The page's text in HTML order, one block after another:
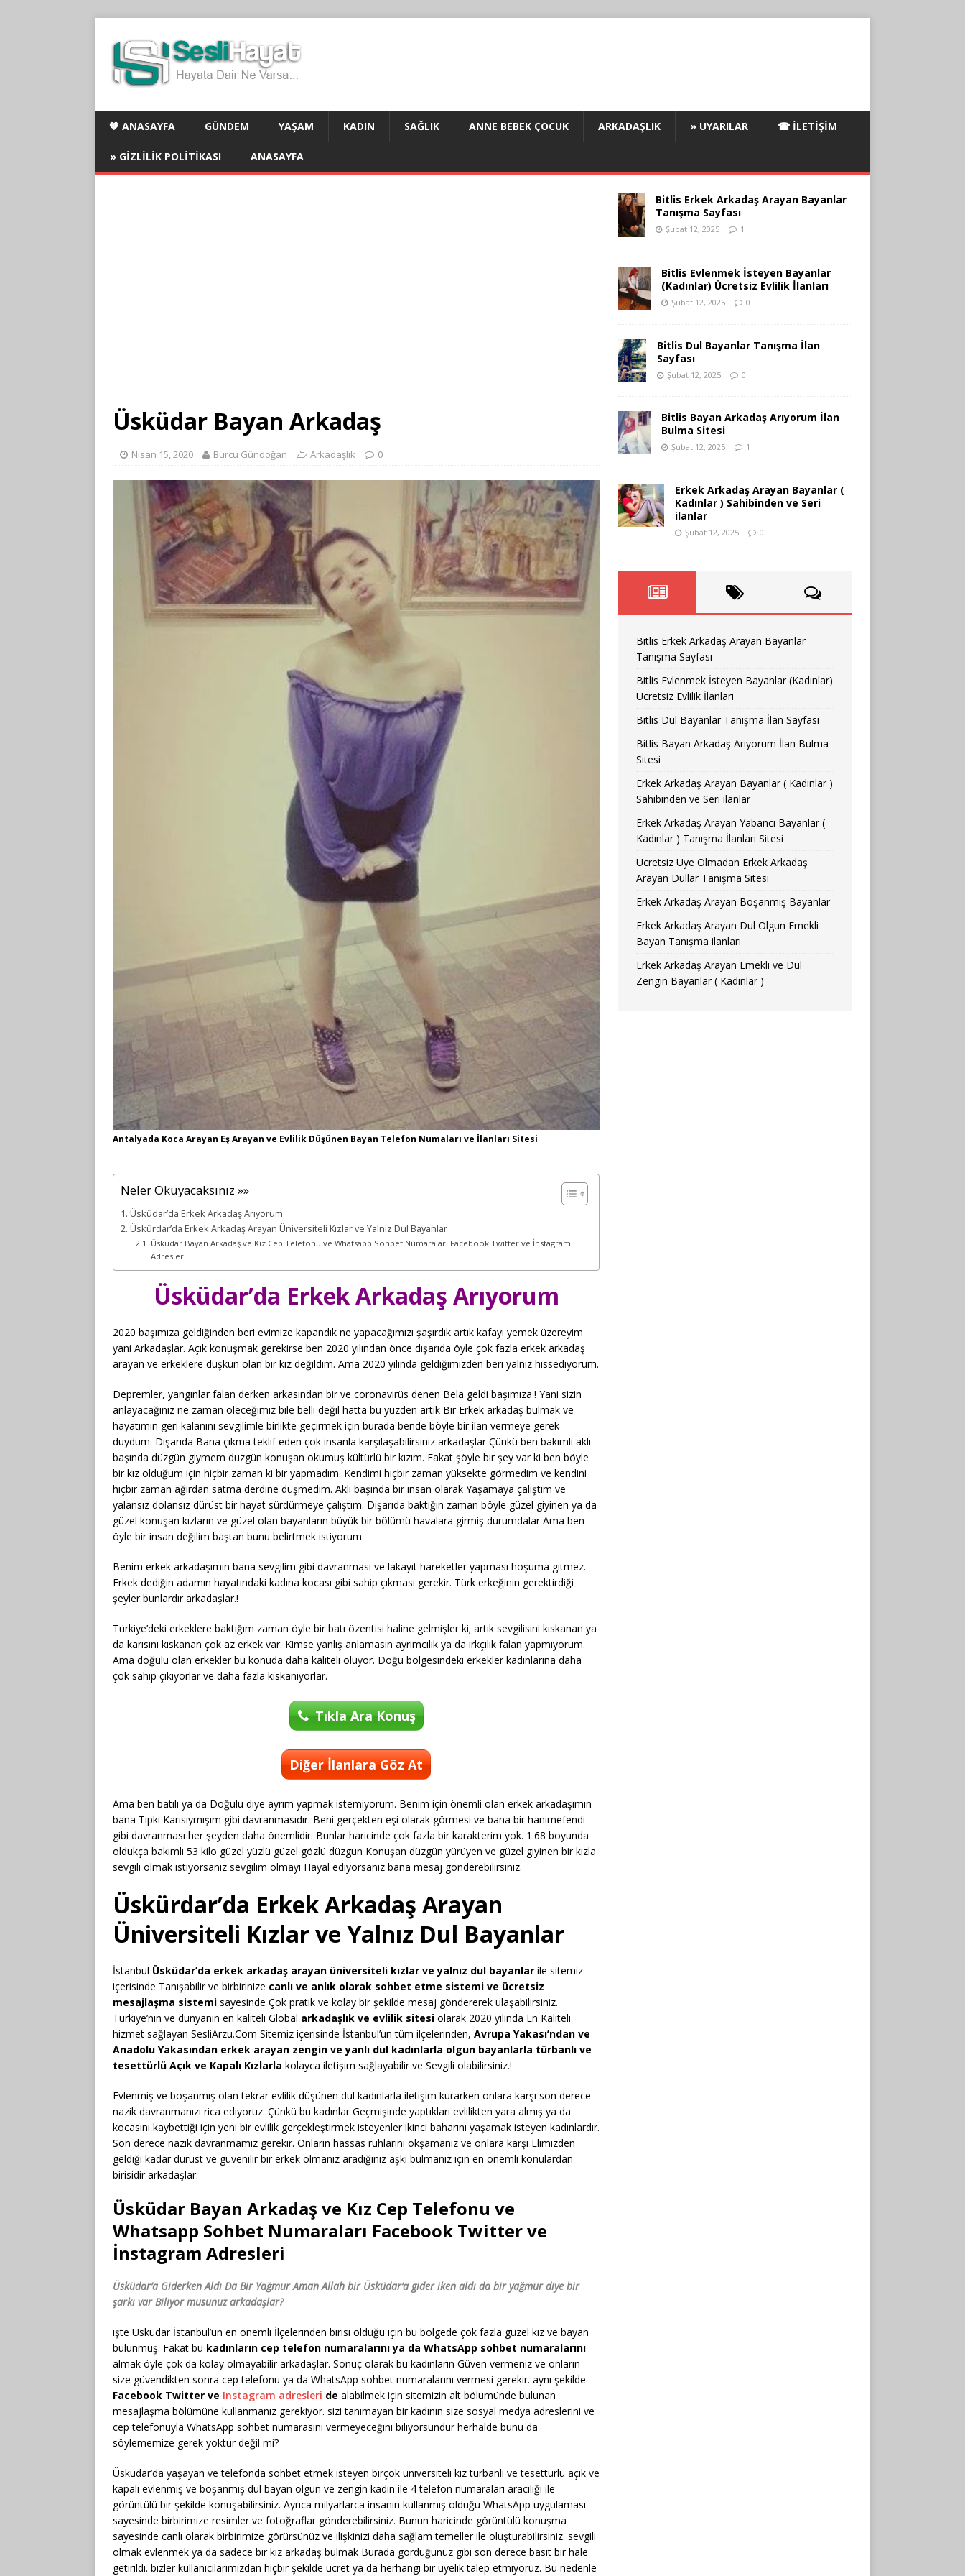
🧡 ANASAYFA GÜNDEM YAŞAM KADIN SAĞLIK ANNE BEBEK ÇOCUK ARKADAŞLIK » UYARILAR ☎ İLETIŞIM
» GIZLILIK POLITIKASI ANASAYFA
Üsküdar Bayan Arkadaş
Nisan 15, 2020 Burcu Gündoğan Arkadaşlık 0
Antalyada Koca Arayan Eş Arayan ve Evlilik Düşünen Bayan Telefon Numaları ve İlanları Sitesi
Neler Okuyacaksınız »»
Üsküdar’da Erkek Arkadaş Arıyorum
Üskürdar’da Erkek Arkadaş Arayan Üniversiteli Kızlar ve Yalnız Dul Bayanlar
Üsküdar Bayan Arkadaş ve Kız Cep Telefonu ve Whatsapp Sohbet Numaraları Facebook Twitter ve İnstagram
Adresleri
Üsküdar’da Erkek Arkadaş Arıyorum
2020 başımıza geldiğinden beri evimize kapandık ne yapacağımızı şaşırdık artık kafayı yemek üzereyim
yani Arkadaşlar. Açık konuşmak gerekirse ben 2020 yılından önce dışarıda öyle çok fazla erkek arkadaş
arayan ve erkeklere düşkün olan bir kız değildim. Ama 2020 yılında geldiğimizden beri yalnız hissediyorum.
Depremler, yangınlar falan derken arkasından bir ve coronavirüs denen Bela geldi başımıza.! Yani sizin
anlayacağınız ne zaman öleceğimiz bile belli değil hatta bu yüzden artık Bir Erkek arkadaş bulmak ve
hayatımın geri kalanını sevgilimle birlikte geçirmek için burada bende böyle bir ilan vermeye gerek
duydum. Dışarıda Bana çıkma teklif eden çok insanla karşılaşabilirsiniz arkadaşlar Çünkü ben bakımlı aklı
başında düzgün giymem düzgün konuşan okumuş kültürlü bir kızım. Fakat şöyle bir şey var ki ben böyle
bir kız olduğum için hiçbir zaman ki bir yapmadım. Kendimi hiçbir zaman yüksekte görmedim ve kendini
hiçbir zaman ağırdan satma derdine düşmedim. Aklı başında bir insan olarak Yaşamaya çalıştım ve
yalansız dolansız dürüst bir hayat sürdürmeye çalıştım. Dışarıda baktığın zaman böyle güzel giyinen ya da
güzel konuşan kızların ve güzel olan bayanların büyük bir bölümü havalara girmiş durumdalar Ama ben
öyle bir insan değilim baştan bunu belirtmek istiyorum.
Benim erkek arkadaşımın bana sevgilim gibi davranması ve lakayıt hareketler yapması hoşuma gitmez.
Erkek dediğin adamın hayatındaki kadına kocası gibi sahip çıkması gerekir. Türk erkeğinin gerektirdiği
şeyler bunlardır arkadaşlar.!
Türkiye’deki erkeklere baktığım zaman öyle bir batı özentisi haline gelmişler ki; artık sevgilisini kıskanan ya
da karısını kıskanan çok az erkek var. Kimse yanlış anlamasın ayrımcılık ya da ırkçılık falan yapmıyorum.
Ama doğulu olan erkekler bu konuda daha kaliteli oluyor. Doğu bölgesindeki erkekler kadınlarına daha
çok sahip çıkıyorlar ve daha fazla kıskanıyorlar.
Tıkla Ara Konuş
Diğer İlanlara Göz At
Ama ben batılı ya da Doğulu diye ayrım yapmak istemiyorum. Benim için önemli olan erkek arkadaşımın
bana Tıpkı Karısıymışım gibi davranmasıdır. Beni gerçekten eşi olarak görmesi ve bana bir hanımefendi
gibi davranması her şeyden daha önemlidir. Bunlar haricinde çok fazla bir karakterim yok. 1.68 boyunda
oldukça bakımlı 53 kilo güzel yüzlü güzel gözlü düzgün Konuşan düzgün yürüyen ve güzel giyinen bir kızla
sevgili olmak istiyorsanız sevgilim olmayı Hayal ediyorsanız bana mesaj gönderebilirsiniz.
Üskürdar’da Erkek Arkadaş Arayan
Üniversiteli Kızlar ve Yalnız Dul Bayanlar
İstanbul Üsküdar’da erkek arkadaş arayan üniversiteli kızlar ve yalnız dul bayanlar ile sitemiz
içerisinde Tanışabilir ve birbirinize canlı ve anlık olarak sohbet etme sistemi ve ücretsiz
mesajlaşma sistemi sayesinde Çok pratik ve kolay bir şekilde mesaj göndererek ulaşabilirsiniz.
Türkiye’nin ve dünyanın en kaliteli Global arkadaşlık ve evlilik sitesi olarak 2020 yılında En Kaliteli
hizmet sağlayan SesliArzu.Com Sitemiz içerisinde İstanbul’un tüm ilçelerinden, Avrupa Yakası’ndan ve
Anadolu Yakasından erkek arayan zengin ve yanlı dul kadınlarla olgun bayanlarla türbanlı ve
tesettürlü Açık ve Kapalı Kızlarla kolayca iletişim sağlayabilir ve Sevgili olabilirsiniz.!
Evlenmiş ve boşanmış olan tekrar evlilik düşünen dul kadınlarla iletişim kurarken onlara karşı son derece
nazik davranmanızı rica ediyoruz. Çünkü bu kadınlar Geçmişinde yaptıkları evlilikten yara almış ya da
kocasını kaybettiği için yeni bir evlilik gerçekleştirmek isteyenler ikinci baharını yaşamak isteyen kadınlardır.
Son derece nazik davranmamız gerekir. Onların hassas ruhlarını okşamanız ve onlara karşı Elimizden
geldiği kadar dürüst ve güvenilir bir erkek olmanız aradığınız aşkı bulmanız için en önemli konulardan
birisidir arkadaşlar.
Üsküdar Bayan Arkadaş ve Kız Cep Telefonu ve
Whatsapp Sohbet Numaraları Facebook Twitter ve
İnstagram Adresleri
Üsküdar’a Giderken Aldı Da Bir Yağmur Aman Allah bir Üsküdar’a gider iken aldı da bir yağmur diye bir
şarkı var Biliyor musunuz arkadaşlar?
işte Üsküdar İstanbul’un en önemli İlçelerinden birisi olduğu için bu bölgede çok fazla güzel kız ve bayan
bulunmuş. Fakat bu kadınların cep telefon numaralarını ya da WhatsApp sohbet numaralarını
almak öyle çok da kolay olmayabilir arkadaşlar. Sonuç olarak bu kadınların Güven vermeniz ve onların
size güvendikten sonra cep telefonu ya da WhatsApp sohbet numaralarını vermesi gerekir. aynı şekilde
Facebook Twitter ve Instagram adresleri de alabilmek için sitemizin alt bölümünde bulunan
mesajlaşma bölümüne kullanmanız gerekiyor. sizi tanımayan bir kadının size sosyal medya adreslerini ve
cep telefonuyla WhatsApp sohbet numarasını vermeyeceğini biliyorsundur herhalde bunu da
söylememize gerek yoktur değil mi?
Üsküdar’da yaşayan ve telefonda sohbet etmek isteyen birçok üniversiteli kız türbanlı ve tesettürlü açık ve
kapalı evlenmiş ve boşanmış dul bayan olgun ve zengin kadın ile 4 telefon numaraları aracılığı ile
görüntülü bir şekilde konuşabilirsiniz. Ayrıca milyarlarca insanın kullanmış olduğu WhatsApp uygulaması
sayesinde birbirimize resimler ve fotoğraflar gönderebilirsiniz. Bunun haricinde görüntülü konuşma
sayesinde canlı olarak birbirimize görürsünüz ve ilişkinizi daha sağlam temeller ile oluşturabilirsiniz. sevgili
olmak evlenmek ya da sadece bir kız arkadaş bulmak Burada gördüğünüz gibi son derece basit bir hale
getirildi. bizler kullanıcılarımızdan hiçbir şekilde ücret ya da herhangi bir üyelik talep etmiyoruz. Bu nedenle
Bitlis Erkek Arkadaş Arayan Bayanlar
Tanışma Sayfası
Şubat 12, 2025 1
Bitlis Evlenmek İsteyen Bayanlar
(Kadınlar) Ücretsiz Evlilik İlanları
Şubat 12, 2025 0
Bitlis Dul Bayanlar Tanışma İlan
Sayfası
Şubat 12, 2025 0
Bitlis Bayan Arkadaş Arıyorum İlan
Bulma Sitesi
Şubat 12, 2025 1
Erkek Arkadaş Arayan Bayanlar (
Kadınlar ) Sahibinden ve Seri
ilanlar
Şubat 12, 2025 0
Bitlis Erkek Arkadaş Arayan Bayanlar
Tanışma Sayfası
Bitlis Evlenmek İsteyen Bayanlar (Kadınlar)
Ücretsiz Evlilik İlanları
Bitlis Dul Bayanlar Tanışma İlan Sayfası
Bitlis Bayan Arkadaş Arıyorum İlan Bulma
Sitesi
Erkek Arkadaş Arayan Bayanlar ( Kadınlar )
Sahibinden ve Seri ilanlar
Erkek Arkadaş Arayan Yabancı Bayanlar (
Kadınlar ) Tanışma İlanları Sitesi
Ücretsiz Üye Olmadan Erkek Arkadaş
Arayan Dullar Tanışma Sitesi
Erkek Arkadaş Arayan Boşanmış Bayanlar
Erkek Arkadaş Arayan Dul Olgun Emekli
Bayan Tanışma ilanları
Erkek Arkadaş Arayan Emekli ve Dul
Zengin Bayanlar ( Kadınlar )